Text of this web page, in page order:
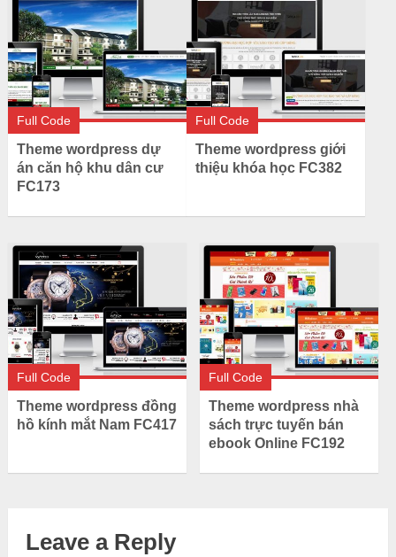
Full Code
Theme wordpress dự
án căn hộ khu dân cư
FC173
Full Code
Theme wordpress giới
thiệu khóa học FC382
Full Code
Theme wordpress đồng
hồ kính mắt Nam FC417
Full Code
Theme wordpress nhà
sách trực tuyến bán
ebook Online FC192
Leave a Reply